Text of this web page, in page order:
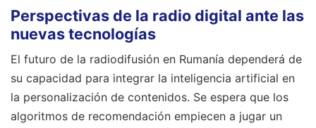
Perspectivas de la radio digital ante las
nuevas tecnologías
El futuro de la radiodifusión en Rumanía dependerá de
su capacidad para integrar la inteligencia artificial en
la personalización de contenidos. Se espera que los
algoritmos de recomendación empiecen a jugar un